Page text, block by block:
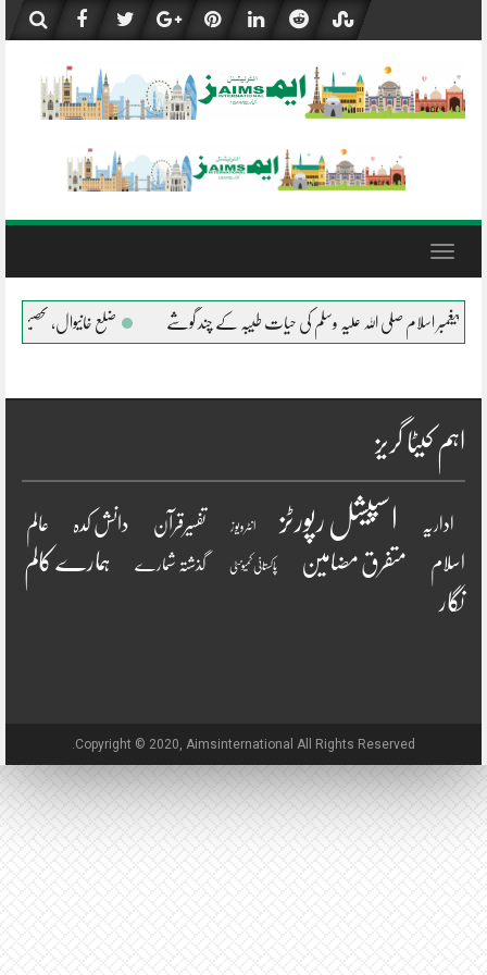
content
Toggle
پیغمبر اسلام صلی اللہ علیہ وسلم کی حیات طیبہ کے چند گوشے ضلع خانیوال، تحصیل
اہم کیٹا گریز
اداریہ اسپیشل رپورٹز انٹرویو ز تفسیرقرآن دانش کدہ عالم
اسلام متفرق مضامین پاکستانی کمیونٹی گذشتہ شمارے
ہمارے کالم
نگار
Copyright © 2020, Aimsinternational All Rights Reserved.